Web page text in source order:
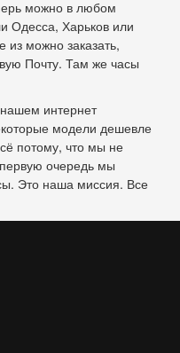
можно в любом
Одесса, Харьков или
из можно заказать,
Почту. Там же часы
интернет
модели дешевле
потому, что мы не
очередь мы
Это наша миссия. Все